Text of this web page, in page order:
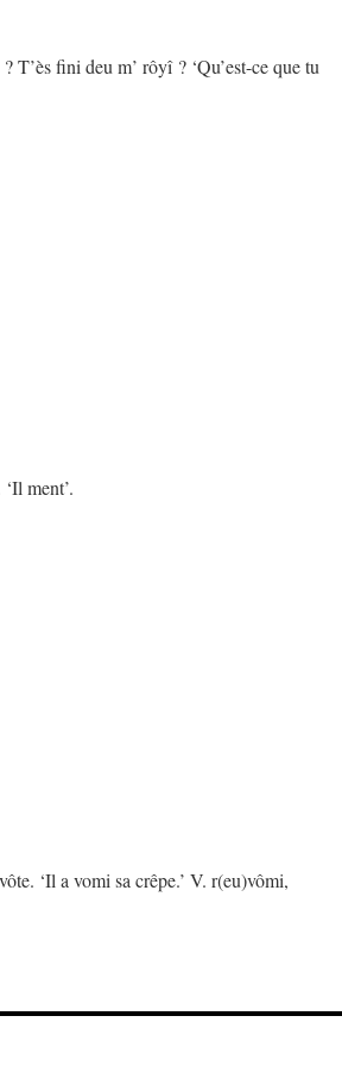
T’ès fini deu m’ rôyî ? ‘Qu’est-ce que tu
ment’.
‘Il a vomi sa crêpe.’ V. r(eu)vômi,